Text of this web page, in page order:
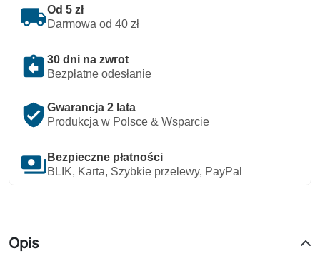
local_shippingOd 5 zł
Darmowa od 40 zł
assignment_return 30 dni na zwrot
Bezpłatne odesłanie
verified_user Gwarancja 2 lata
Produkcja w Polsce & Wsparcie
payments Bezpieczne płatności
BLIK, Karta, Szybkie przelewy, PayPal
Opis